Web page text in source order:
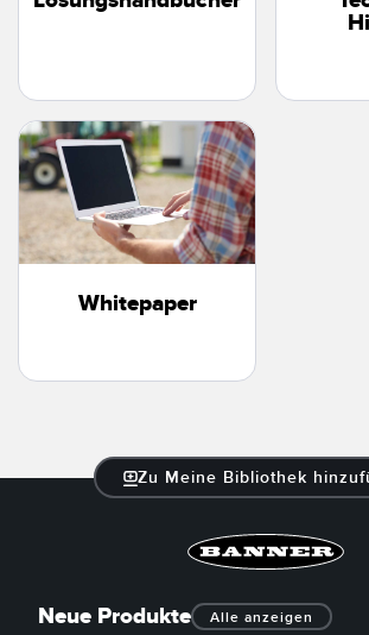
Whitepaper
Zu Meine Bibliothek
Neue Produkte Alle anzeigen